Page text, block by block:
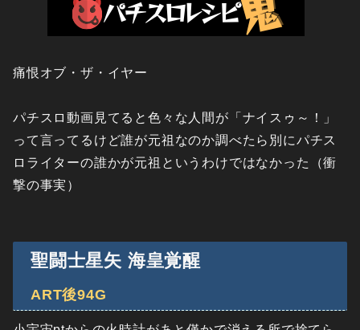
痛恨オブ・ザ・イヤー
パチスロ動画見てると色々な人間が「ナイスゥ～！」
って言ってるけど誰が元祖なのか調べたら別にパチス
ロライターの誰かが元祖というわけではなかった（衝
撃の事実）
聖闘士星矢 海皇覚醒
ART後94G